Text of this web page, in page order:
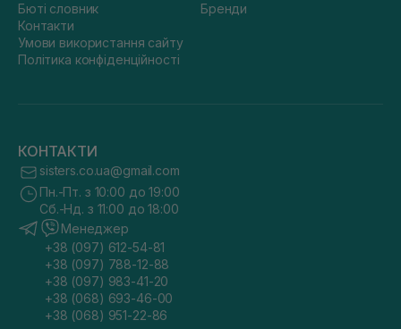
Бюті словник
Контакти
Умови використання сайту
Політика конфіденційності
Бренди
КОНТАКТИ
sisters.co.ua@gmail.com
Пн.-Пт. з 10:00 до 19:00
Сб.-Нд. з 11:00 до 18:00
Менеджер
+38 (097) 612-54-81
+38 (097) 788-12-88
+38 (097) 983-41-20
+38 (068) 693-46-00
+38 (068) 951-22-86